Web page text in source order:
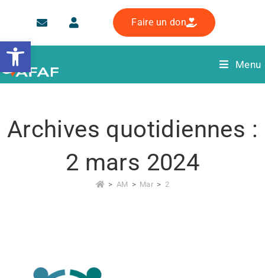
Ouvrir la barre d’outils
Faire un don
Menu
Archives quotidiennes :
2 mars 2024
> AM > Mar > 2